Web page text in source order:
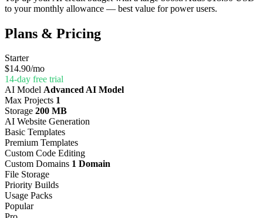
to your monthly allowance — best value for power users.
Plans & Pricing
Starter
$14.90/mo
14-day free trial
AI Model Advanced AI Model
Max Projects 1
Storage 200 MB
AI Website Generation
Basic Templates
Premium Templates
Custom Code Editing
Custom Domains 1 Domain
File Storage
Priority Builds
Usage Packs
Popular